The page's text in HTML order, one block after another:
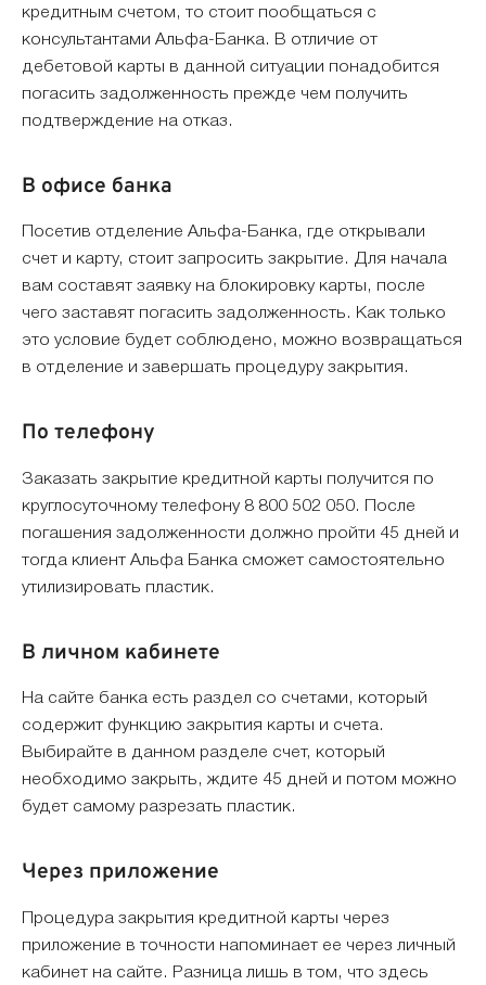
кредитным счетом, то стоит пообщаться с
консультантами Альфа-Банка. В отличие от
дебетовой карты в данной ситуации понадобится
погасить задолженность прежде чем получить
подтверждение на отказ.
В офисе банка
Посетив отделение Альфа-Банка, где открывали
счет и карту, стоит запросить закрытие. Для начала
вам составят заявку на блокировку карты, после
чего заставят погасить задолженность. Как только
это условие будет соблюдено, можно возвращаться
в отделение и завершать процедуру закрытия.
По телефону
Заказать закрытие кредитной карты получится по
круглосуточному телефону 8 800 502 050. После
погашения задолженности должно пройти 45 дней и
тогда клиент Альфа Банка сможет самостоятельно
утилизировать пластик.
В личном кабинете
На сайте банка есть раздел со счетами, который
содержит функцию закрытия карты и счета.
Выбирайте в данном разделе счет, который
необходимо закрыть, ждите 45 дней и потом можно
будет самому разрезать пластик.
Через приложение
Процедура закрытия кредитной карты через
приложение в точности напоминает ее через личный
кабинет на сайте. Разница лишь в том, что здесь